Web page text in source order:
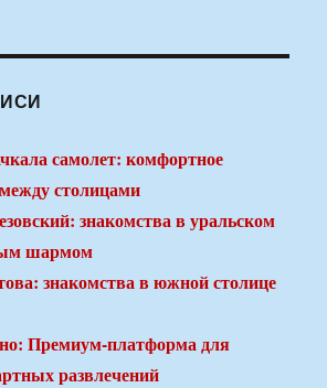
самолет: комфортное
столицами
знакомства в уральском
шармом
знакомства в южной столице
Премиум-платформа для
развлечений